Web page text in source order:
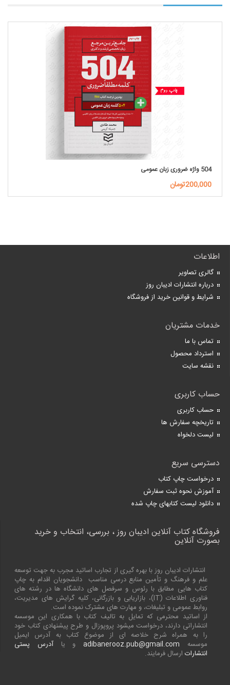
504 واژه ضروری زبان عمومی
200,000تومان
اطلاعات
گالری تصاویر
درباره انتشارات ادیبان روز
شرایط و قوانین خرید از فروشگاه
خدمات مشتریان
تماس با ما
استرداد محصول
نقشه سایت
حساب کاربری
حساب کاربری
تاریخچه سفارش ها
لیست دلخواه
دسترسی سریع
درخواست چاپ کتاب
آموزش نحوه ثبت سفارش
دانلود لیست کتابهای چاپ شده
فروشگاه کتاب آنلاین ادیبان روز ، بررسی، انتخاب و خرید
بصورت آنلاین
انتشارات ادیبان روز با بهره گیری از تجارب اساتید مجرب به جهت توسعه
علم و فرهنگ و تأمین منابع درسی مناسب دانشجویان اقدام به چاپ
کتاب هایی مطابق با رئوس و سرفصل های دانشگاه ها در رشته های
فناوری اطلاعات (IT)، بازاریابی و بازرگانی، کلیه گرایش های مدیریت،
روابط عمومی و تبلیغات، و مهارت های مشترک نموده است.
از اساتید محترمی که تمایل به تالیف کتاب با همکاری این موسسه
انتشاراتی دارند، درخواست میشود پروپوزال و طرح پیشنهادی کتاب خود
را به همراه شرح خلاصه ای از موضوع کتاب به آدرس ایمیل
موسسه adibanerooz.pub@gmail.comو یاآدرس پستی
انتشارات ارسال فرمایند.